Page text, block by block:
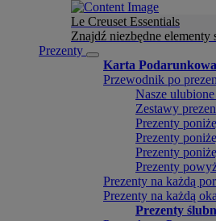
Le Creuset Essentials
Znajdź niezbędne
Prezenty
Karta Podarunkowa
Przewodnik po
Nasze
Zestawy
Prezenty
Prezenty
Prezenty
Prezenty
Prezenty na każdą
Prezenty na każdą
Prezenty